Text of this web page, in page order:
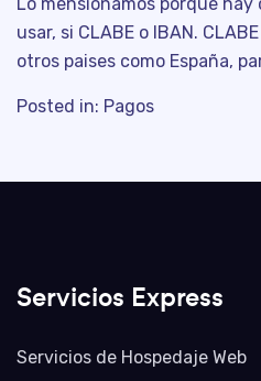
usar, si CLABE o IBAN.
otros paises como España,
Posted in: Pagos
Servicios Express
Servicios de Hospedaje Web